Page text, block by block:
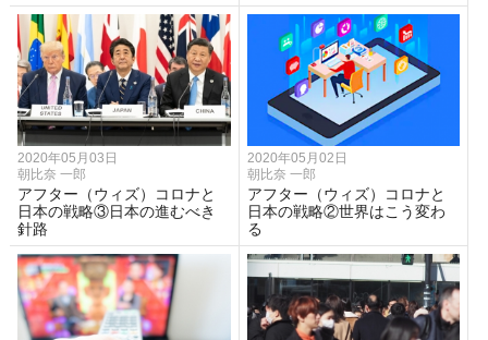
2020年05月03日
朝比奈 一郎
アフター（ウィズ）コロナと
日本の戦略③日本の進むべき
針路
2020年05月02日
朝比奈 一郎
アフター（ウィズ）コロナと
日本の戦略②世界はこう変わ
る